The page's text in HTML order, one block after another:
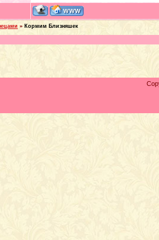
» Кормим Близняшек